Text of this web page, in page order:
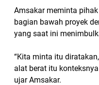
Amsakar meminta
bagian bawah proyek
yang saat ini
“Kita minta itu
alat berat itu
ujar Amsakar.